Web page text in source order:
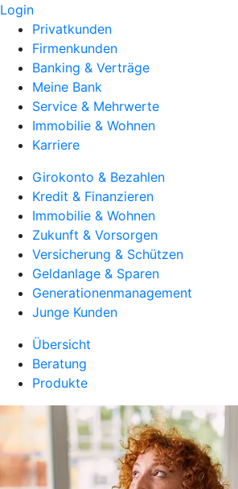
Login
Privatkunden
Firmenkunden
Banking & Verträge
Meine Bank
Service & Mehrwerte
Immobilie & Wohnen
Karriere
Girokonto & Bezahlen
Kredit & Finanzieren
Immobilie & Wohnen
Zukunft & Vorsorgen
Versicherung & Schützen
Geldanlage & Sparen
Generationenmanagement
Junge Kunden
Übersicht
Beratung
Produkte